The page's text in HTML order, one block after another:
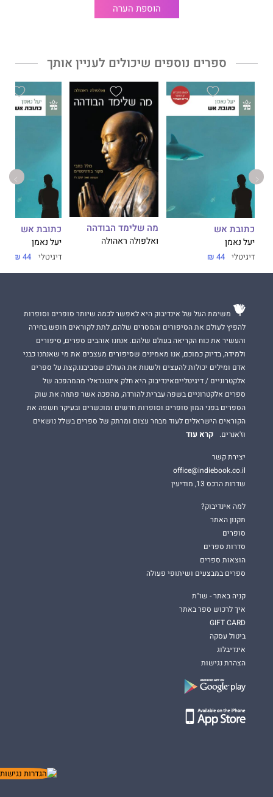
שמיועד לכל מי שאי פעם רצה להמציא מנוע שיפתור את כל בעיות
האנושות, לנסוע בזמן ולשנות את העבר, או פשוט להתעורר בוקר אחד
וושינגטון פוסט
"קומדיה משעשעת על משפחה וחברות."
הוספת הערה
ספרים נוספים שיכולים לעניין אותך
כתובת אש
יעל נאמן
דיגיטלי 44 ₪
מה שלימד הבודהה
ואלפולה ראהולה
כתובת אש
יעל נאמן
דיגיטלי 44 ₪
משימת העל של אינדיבוק היא לאפשר לכמה שיותר סופרים וסופרות
להפיץ לעולם את הסיפורים והמסרים שלהם, לתת לקוראים חופש בחירה
והעשיר את כוח הקריאה בעולם שלהם. אנחנו אוהבים ספרים, סיפורים
ולמידה, בדיוק כמוכם, אנו מאמינים שסיפורים מעצבים את מי שאנחנו כבני
אדם ומילים יכולות להעצים ולשנות את העולם שסביבנו.קצת על ספרים
אלקטרוניים / דיגיטלייםאינדיבוק היא חלק אינטגראלי מהמהפכה של
ספרים אלקטרוניים בשפה עברית להורדה, מהפכה אשר פתחה את שוק
הספרים בפני המון סופרים וסופרות חדשים ומוכשרים ובעיקר חשפה את
הקוראים הישראלים לעוד מבחר עצום ומרתק של ספרים בשלל נושאים
וז'אנרים.
קרא עוד
יצירת קשר
office@indiebook.co.il
שדרות הרכס 13, מודיעין
למה אינדיבוק?
תקנון האתר
סופרים
סדרות ספרים
הוצאות ספרים
ספרים במבצעים ושיתופי פעולה
קניה באתר - שו"ת
איך לרכוש ספר באתר
GIFT CARD
ביטול עסקה
אינדיבלוג
הצהרת נגישות